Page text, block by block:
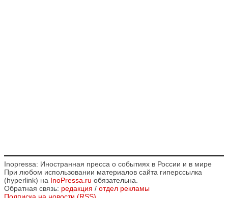
Inopressa: Иностранная пресса о событиях в России и в мире
При любом использовании материалов сайта гиперссылка
(hyperlink) на InoPressa.ru обязательна.
Обратная связь: редакция / отдел рекламы